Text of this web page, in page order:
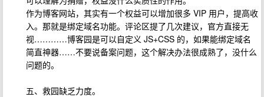
作为博客网站，其实有一个权益可以增加很多 VIP 用户，提高收
入。那就是绑定域名功能。评论区提了几次建议，官方直接无
视…………博客园是可以自定义 JS+CSS 的，如果能绑定域名
简直神器……不要说备案问题，这个解决办法很成熟了，没什么
问题的。
五、救园缺乏力度。